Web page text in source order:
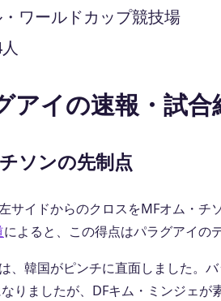
ワールドカップ競技場
アイの速報・試合
ソンの先制点
サイドからのクロスをMFオム・チ
によると、この得点はパラグアイの
、韓国がピンチに直面しました。
りましたが、DFキム・ミンジェ